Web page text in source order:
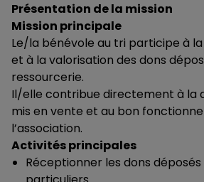
Présentation de la mission
Mission principale
Le/la bénévole au tri participe à
et à la valorisation des dons
ressourcerie.
Il/elle contribue directement à la
mis en vente et au bon
l’association.
Activités principales
Réceptionner les dons